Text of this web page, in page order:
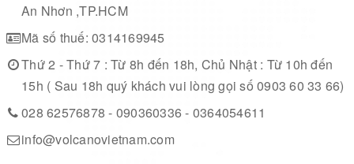
An Nhơn ,TP.HCM
Mã số thuế: 0314169945
Thứ 2 - Thứ 7 : Từ 8h đến 18h, Chủ Nhật : Từ 10h đến
15h ( Sau 18h quý khách vui lòng gọi số 0903 60 33 66)
028 62576878 - 090360336 - 0364054611
info@volcanovietnam.com